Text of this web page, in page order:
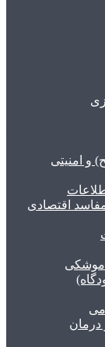
و امنیتی
مفاسد اقتصادی
موشکی
درمان